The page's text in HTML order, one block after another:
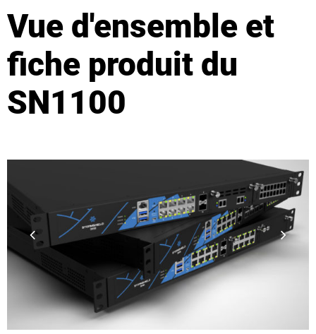
Vue d'ensemble et
fiche produit du
SN1100